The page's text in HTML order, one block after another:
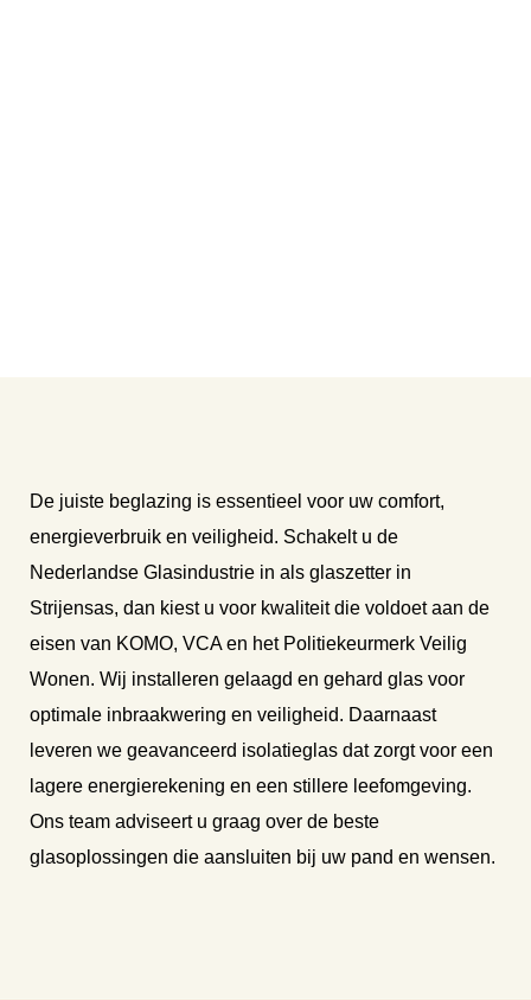
De juiste beglazing is essentieel voor uw comfort,
energieverbruik en veiligheid. Schakelt u de
Nederlandse Glasindustrie in als glaszetter in
Strijensas, dan kiest u voor kwaliteit die voldoet aan de
eisen van KOMO, VCA en het Politiekeurmerk Veilig
Wonen. Wij installeren gelaagd en gehard glas voor
optimale inbraakwering en veiligheid. Daarnaast
leveren we geavanceerd isolatieglas dat zorgt voor een
lagere energierekening en een stillere leefomgeving.
Ons team adviseert u graag over de beste
glasoplossingen die aansluiten bij uw pand en wensen.